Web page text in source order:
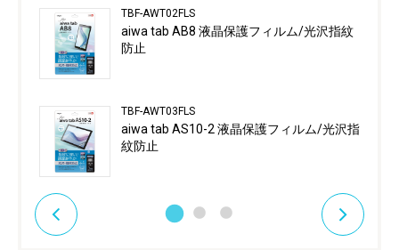
TBF-AWT02FLS
aiwa tab AB8 液晶保護フィルム/光沢指紋
防止
TBF-AWT03FLS
aiwa tab AS10-2 液晶保護フィルム/光沢指
紋防止